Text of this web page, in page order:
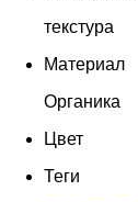
текстура
Материал
Органика
Цвет
Теги